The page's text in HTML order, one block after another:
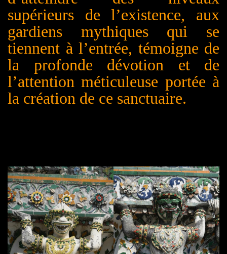
supérieurs de l’existence, aux
gardiens mythiques qui se
tiennent à l’entrée, témoigne de
la profonde dévotion et de
l’attention méticuleuse portée à
la création de ce sanctuaire.